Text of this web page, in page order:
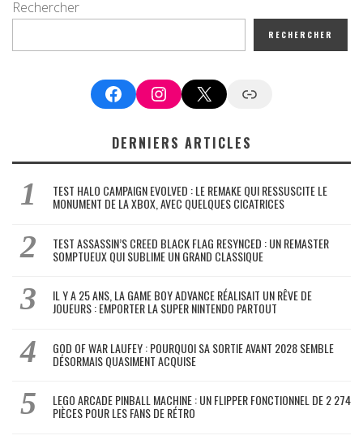
Rechercher
RECHERCHER
FacebookInstagram
X Google News
DERNIERS ARTICLES
TEST HALO CAMPAIGN EVOLVED : LE REMAKE QUI RESSUSCITE LE
MONUMENT DE LA XBOX, AVEC QUELQUES CICATRICES
TEST ASSASSIN’S CREED BLACK FLAG RESYNCED : UN REMASTER
SOMPTUEUX QUI SUBLIME UN GRAND CLASSIQUE
IL Y A 25 ANS, LA GAME BOY ADVANCE RÉALISAIT UN RÊVE DE
JOUEURS : EMPORTER LA SUPER NINTENDO PARTOUT
GOD OF WAR LAUFEY : POURQUOI SA SORTIE AVANT 2028 SEMBLE
DÉSORMAIS QUASIMENT ACQUISE
LEGO ARCADE PINBALL MACHINE : UN FLIPPER FONCTIONNEL DE 2 274
PIÈCES POUR LES FANS DE RÉTRO